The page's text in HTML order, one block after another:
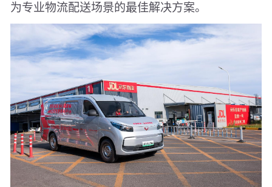
为专业物流配送场景的最佳解决方案。